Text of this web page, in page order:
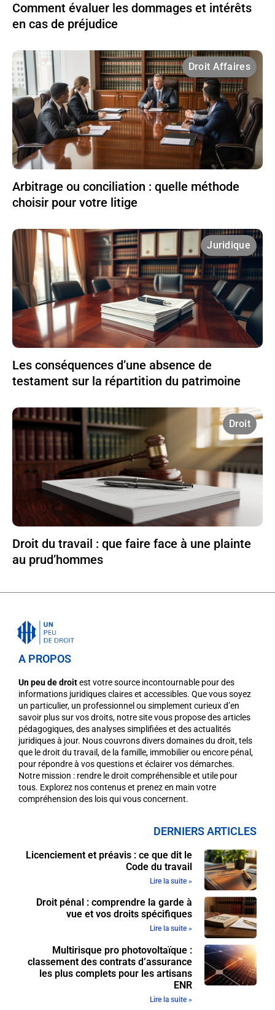
Comment évaluer les dommages et intérêts
en cas de préjudice
Droit Affaires
Arbitrage ou conciliation : quelle méthode
choisir pour votre litige
Juridique
Les conséquences d’une absence de
testament sur la répartition du patrimoine
Droit
Droit du travail : que faire face à une plainte
au prud’hommes
A PROPOS
Un peu de droitest votre source incontournable pour des
informations juridiques claires et accessibles. Que vous soyez
un particulier, un professionnel ou simplement curieux d’en
savoir plus sur vos droits, notre site vous propose des articles
pédagogiques, des analyses simplifiées et des actualités
juridiques à jour. Nous couvrons divers domaines du droit, tels
que le droit du travail, de la famille, immobilier ou encore pénal,
pour répondre à vos questions et éclairer vos démarches.
Notre mission : rendre le droit compréhensible et utile pour
tous. Explorez nos contenus et prenez en main votre
compréhension des lois qui vous concernent.
DERNIERS ARTICLES
Licenciement et préavis : ce que dit le
Code du travail
Lire la suite »
Droit pénal : comprendre la garde à
vue et vos droits spécifiques
Lire la suite »
Multirisque pro photovoltaïque :
classement des contrats d’assurance
les plus complets pour les artisans
ENR
Lire la suite »